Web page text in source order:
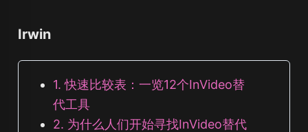
Irwin
1. 快速比较表：一览12个InVideo替
代工具
2. 为什么人们开始寻找InVideo替代